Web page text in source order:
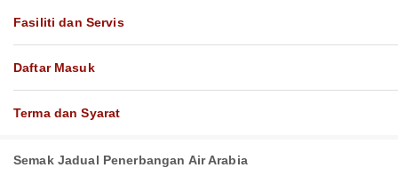
Fasiliti dan Servis
Daftar Masuk
Terma dan Syarat
Semak Jadual Penerbangan Air Arabia